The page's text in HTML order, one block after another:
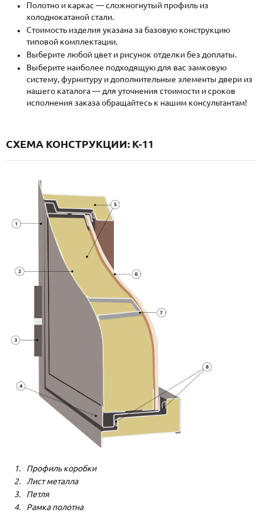
+7 (495) 411-44-41
INFO@META-M.RU
ЗАПРОСИТЬ РАСЧЕТ
Каталог Распродажа Как купить
Полотно и каркас — сложногнутый профиль из
холоднокатаной стали.
Стоимость изделия указана за базовую конструкцию
типовой комплектации.
Выберите любой цвет и рисунок отделки без доплаты.
Выберите наиболее подходящую для вас замковую
систему, фурнитуру и дополнительные элементы двери из
нашего каталога — для уточнения стоимости и сроков
исполнения заказа обращайтесь к нашим консультантам!
СХЕМА КОНСТРУКЦИИ: K-11
Профиль коробки
Лист металла
Петля
Рамка полотна